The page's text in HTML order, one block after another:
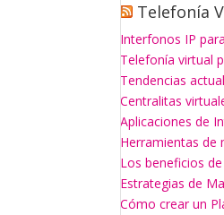
Telefonía
Interfonos IP
Telefonía virtual
Tendencias
Centralitas
Aplicaciones de
Herramientas de
Los beneficios
Estrategias de
Cómo crear un